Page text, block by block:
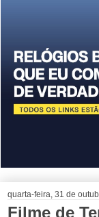
quarta-feira, 31 de
Filme de